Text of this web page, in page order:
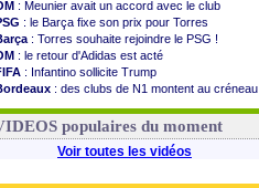
: Meunier avait un accord avec le club
: le Barça fixe son prix pour Torres
: Torres souhaite rejoindre le PSG !
: le retour d'Adidas est acté
: Infantino sollicite Trump
: des clubs de N1 montent au créneau
: le démenti de Leipzig pour Diomandé
populaires du moment
Voir toutes les vidéos